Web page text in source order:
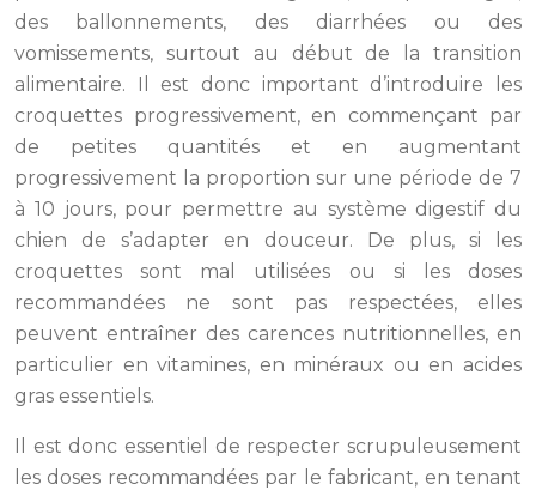
des ballonnements, des diarrhées ou des
vomissements, surtout au début de la transition
alimentaire. Il est donc important d’introduire les
croquettes progressivement, en commençant par
de petites quantités et en augmentant
progressivement la proportion sur une période de 7
à 10 jours, pour permettre au système digestif du
chien de s’adapter en douceur. De plus, si les
croquettes sont mal utilisées ou si les doses
recommandées ne sont pas respectées, elles
peuvent entraîner des carences nutritionnelles, en
particulier en vitamines, en minéraux ou en acides
gras essentiels.
Il est donc essentiel de respecter scrupuleusement
les doses recommandées par le fabricant, en tenant